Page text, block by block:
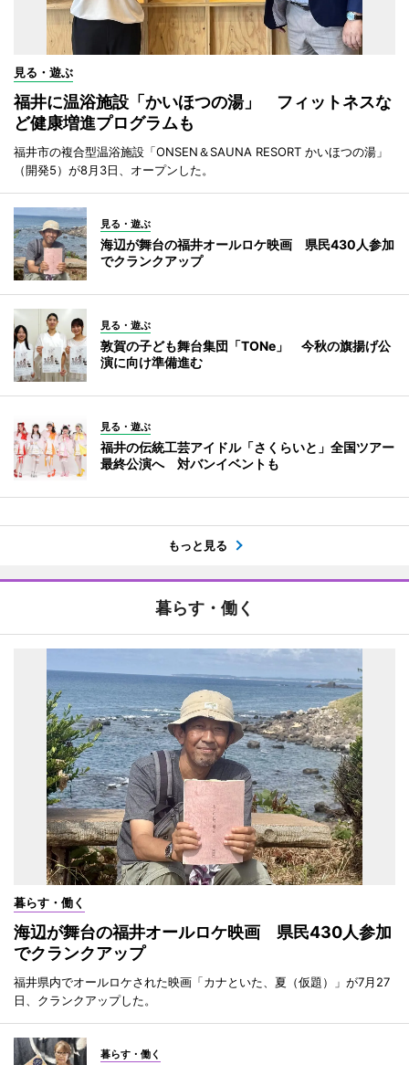
見る・遊ぶ
福井に温浴施設「かいほつの湯」 フィットネスな
ど健康増進プログラムも
福井市の複合型温浴施設「ONSEN＆SAUNA RESORT かいほつの湯」
（開発5）が8月3日、オープンした。
見る・遊ぶ
海辺が舞台の福井オールロケ映画 県民430人参加
でクランクアップ
見る・遊ぶ
敦賀の子ども舞台集団「TONe」 今秋の旗揚げ公
演に向け準備進む
見る・遊ぶ
福井の伝統工芸アイドル「さくらいと」全国ツアー
最終公演へ 対バンイベントも
もっと見る
暮らす・働く
暮らす・働く
海辺が舞台の福井オールロケ映画 県民430人参加
でクランクアップ
福井県内でオールロケされた映画「カナといた、夏（仮題）」が7月27
日、クランクアップした。
暮らす・働く